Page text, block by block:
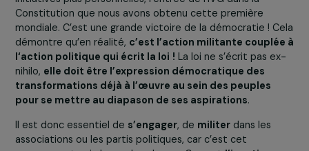
mettre en œuvre
clause. Ce qui lui
manque c’est une
majorité politique